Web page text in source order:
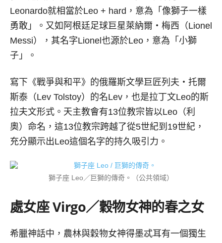
Leonardo就相當於Leo + hard，意為「像獅子一樣
勇敢」。又如阿根廷足球巨星萊納爾‧梅西（Lionel
Messi），其名字Lionel也源於Leo，意為「小獅
子」。
寫下《戰爭與和平》的俄羅斯文學巨匠列夫‧托爾
斯泰（Lev Tolstoy）的名Lev，也是拉丁文Leo的斯
拉夫文形式。天主教會有13位教宗皆以Leo（利
奧）命名，這13位教宗跨越了從5世紀到19世紀，
充分顯示出Leo這個名字的持久吸引力。
獅子座 Leo／巨獅的傳奇。（公共領域）
處女座Virgo／穀物女神的春之女
希臘神話中，農林與穀物女神得墨忒耳有一個獨生